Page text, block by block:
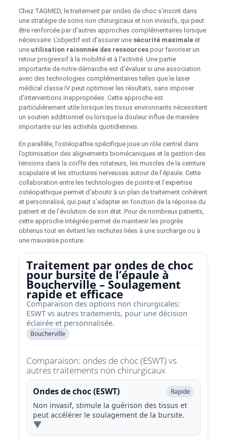
Chez TAGMED, le traitement par ondes de choc s’inscrit dans
une stratégie de soins non chirurgicaux et non invasifs, qui peut
être renforcée par d’autres approches complémentaires lorsque
nécessaire. L’objectif est d’assurer une sécurité maximaleet
une utilisation raisonnée des ressourcespour favoriser un
retour progressif à la mobilité et à l’activité. Une partie
importante de notre démarche est d’évaluer si une association
avec des technologies complémentaires telles que le laser
médical classe IV peut optimiser les résultats, sans imposer
d’interventions inappropriées. Cette approche est
particulièrement utile lorsque les tissus environnants nécessitent
un soutien additionnel ou lorsque la douleur influe de manière
importante sur les activités quotidiennes.
En parallèle, l’ostéopathie spécifique joue un rôle central dans
l’optimisation des alignements biomécaniques et la gestion des
tensions dans la coiffe des rotateurs, les muscles de la ceinture
scapulaire et les structures nerveuses autour de l’épaule. Cette
collaboration entre les technologies de pointe et l’expertise
ostéopathique permet d’aboutir à un plan de traitement cohérent
et personnalisé, qui peut s’adapter en fonction de la réponse du
patient et de l’évolution de son état. Pour de nombreux patients,
cette approche intégrée permet de maintenir les progrès
obtenus tout en évitant les rechutes liées à une surcharge ou à
une mauvaise posture.
Traitement par ondes de choc
pour bursite de l’épaule à
Boucherville – Soulagement
rapide et efficace
Comparaison des options non chirurgicales:
ESWT vs autres traitements, pour une décision
éclairée et personnalisée.
Boucherville
Comparaison: ondes de choc (ESWT) vs
autres traitements non chirurgicaux
Ondes de choc (ESWT) Rapide
Non invasif, stimule la guérison des tissus et
peut accélérer le soulagement de la bursite.
▼